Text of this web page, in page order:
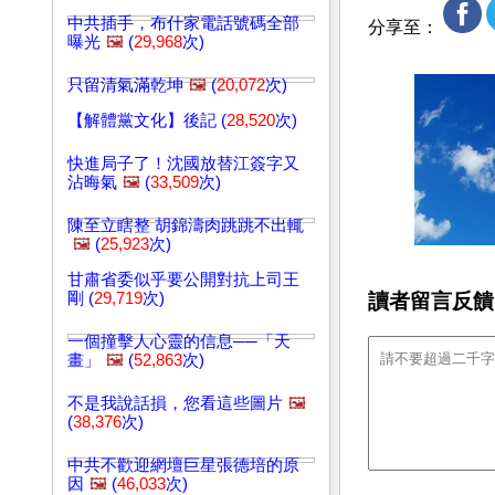
中共插手，布什家電話號碼全部
曝光 🖼️ (29,968次)
只留清氣滿乾坤 🖼️(20,072次)
【解體黨文化】後記 (28,520次)
快進局子了！沈國放替江簽字又
沾晦氣 🖼️ (33,509次)
陳至立瞎整 胡錦濤肉跳跳不出輒
🖼️ (25,923次)
甘肅省委似乎要公開對抗上司王
剛 (29,719次)
一個撞擊人心靈的信息──「天
畫」
🖼️ (52,863次)
不是我說話損，您看這些圖片 🖼️
(38,376次)
中共不歡迎網壇巨星張德培的原
因 🖼️ (46,033次)
分享至：
讀者留言反